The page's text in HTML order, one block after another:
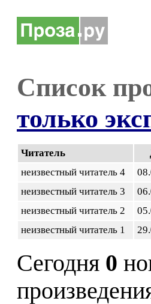
Список
только
Читатель
неизвестный читатель 4
неизвестный читатель 3
неизвестный читатель 2
неизвестный читатель 1
Сегодня 0